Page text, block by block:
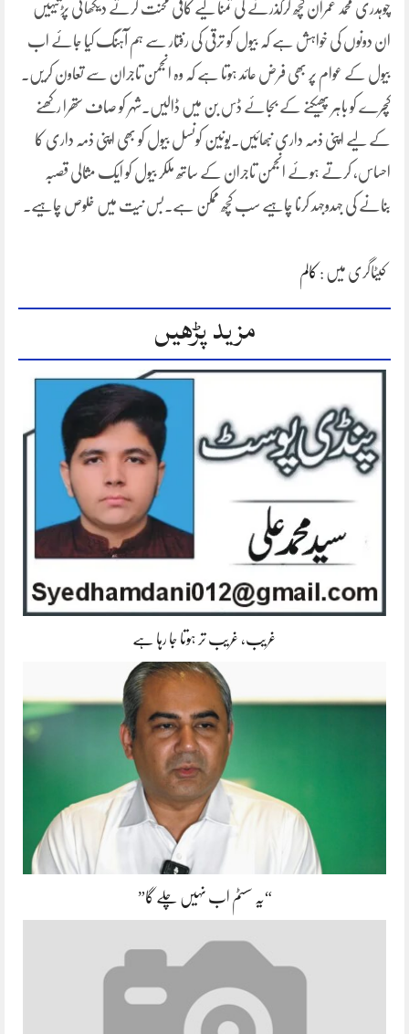
چوہدری محمد عمران کچھ کرگذرنے کی تمنا لیے کافی محنت کرتے دیکھائی پڑتیہیں
ان دونوں کی خواہش ہے کہ بیول کو ترقی کی رفتار سے ہم آہنگ کیا جائے اب
بیول کے عوام پر بھی فرض عائد ہوتا ہے کہ وہ انجمن تاجران سے تعاون کریں۔
کچرے کو باہر پھیکنے کے بجائے ڈس بن میں ڈالیں۔شہر کو صاف ستھرا رکھنے
کے لیے اپنی ذمہ داری نبھائیں۔یونین کونسل بیول کو بھی اپنی ذمہ داری کا
احساس، کرتے ہوئے انجمن تاجران کے ساتھ ملکر بیول کو ایک مثالی قصبہ
بنانے کی جہدوجہد کرنا چاہیے سب کچھ ممکن ہے۔بس نیت میں خلوص چاہیے۔
کیٹاگری میں : کالم
مزید پڑھیں
غریب، غریب تر ہوتا جا رہا ہے
“یہ سسٹم اب نہیں چلے گا”